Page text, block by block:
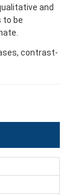
and
to be
contrast-